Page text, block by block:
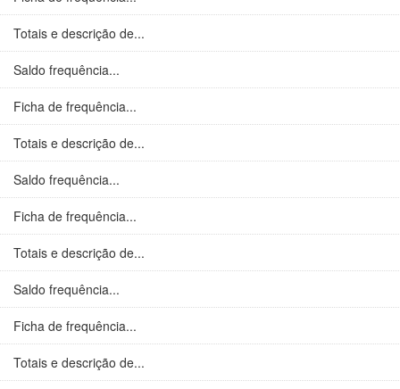
Totais e descrição de...
Saldo frequência...
Ficha de frequência...
Totais e descrição de...
Saldo frequência...
Ficha de frequência...
Totais e descrição de...
Saldo frequência...
Ficha de frequência...
Totais e descrição de...